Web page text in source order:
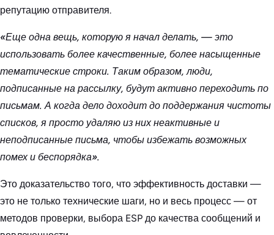
репутацию отправителя.
«Еще одна вещь, которую я начал делать, — это
использовать более качественные, более насыщенные
тематические строки. Таким образом, люди,
подписанные на рассылку, будут активно переходить по
письмам. А когда дело доходит до поддержания чистоты
списков, я просто удаляю из них неактивные и
неподписанные письма, чтобы избежать возможных
помех и беспорядка».
Это доказательство того, что эффективность доставки —
это не только технические шаги, но и весь процесс — от
методов проверки, выбора ESP до качества сообщений и